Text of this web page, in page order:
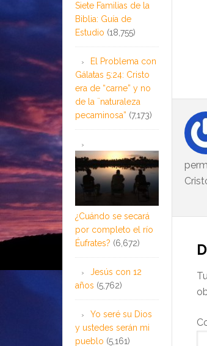
Siete Familias de la
Biblia: Guía de
Estudio (18,755)
El Problema con
Gálatas 5:24: Cristo
era de “carne” y no
de la ¨naturaleza
pecaminosa” (7,173)
¿Cuándo se secará
por completo el río
Éufrates? (6,672)
Jesús con 12
años (5,762)
Yo seré su Dios
y ustedes serán mi
pueblo (5,161)